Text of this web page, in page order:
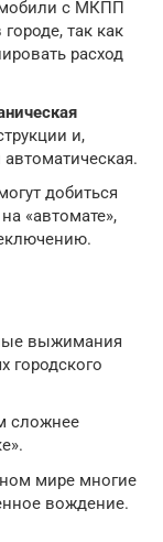
с МКПП
так как
расход
и,
добиться
«автомате»,
выжимания
городского
сложнее
мире многие
вождение.